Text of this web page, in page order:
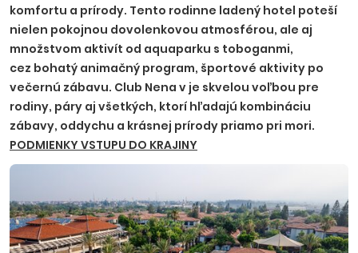
komfortu a prírody. Tento rodinne ladený hotel poteší
nielen pokojnou dovolenkovou atmosférou, ale aj
množstvom aktivít od aquaparku s toboganmi,
cez bohatý animačný program, športové aktivity po
večernú zábavu. Club Nena v je skvelou voľbou pre
rodiny, páry aj všetkých, ktorí hľadajú kombináciu
zábavy, oddychu a krásnej prírody priamo pri mori.
PODMIENKY VSTUPU DO KRAJINY